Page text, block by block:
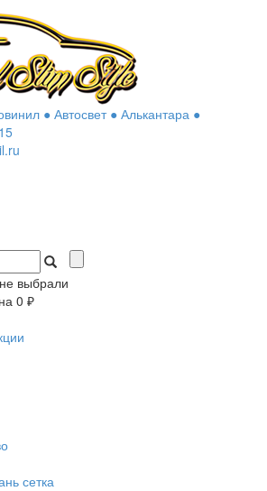
● Автосвет ● Алькантара ●
выбрали
0 ₽
сетка